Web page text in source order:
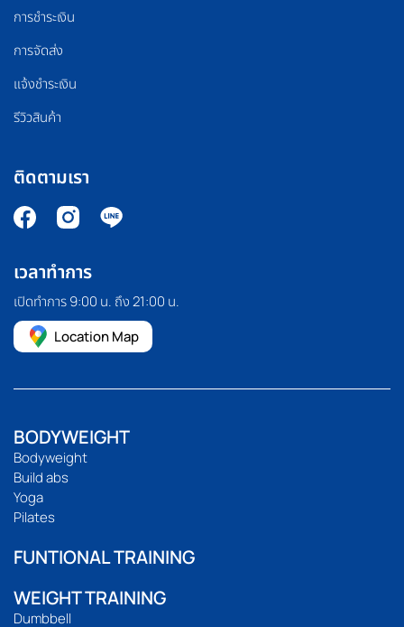
การชำระเงิน
การจัดส่ง
แจ้งชำระเงิน
รีวิวสินค้า
ติดตามเรา
เวลาทำการ
เปิดทำการ 9:00 น. ถึง 21:00 น.
Location Map
BODYWEIGHT
Bodyweight
Build abs
Yoga
Pilates
FUNTIONAL TRAINING
WEIGHT TRAINING
Dumbbell